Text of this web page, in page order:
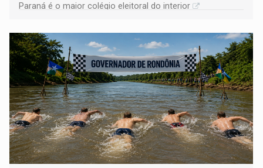
Paraná é o maior colégio eleitoral do interior